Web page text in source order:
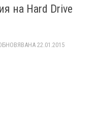
на Hard Drive
22.01.2015